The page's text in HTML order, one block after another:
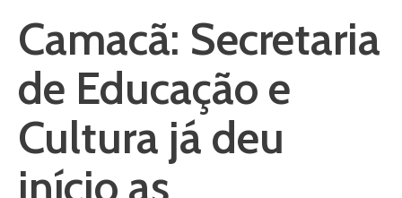
Camacã: Secretaria
de Educação e
Cultura já deu
início as